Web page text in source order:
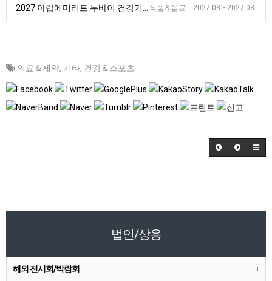
식품＆음료 2027.03.~2027.03.
2027 아랍에미리트 두바이 건강기능식품 전시회
의료＆제약, 기타, 건강＆스포츠
법인/상용
해외 전시회/박람회